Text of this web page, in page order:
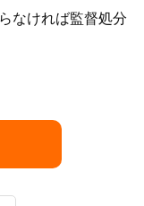
なければ監督処分